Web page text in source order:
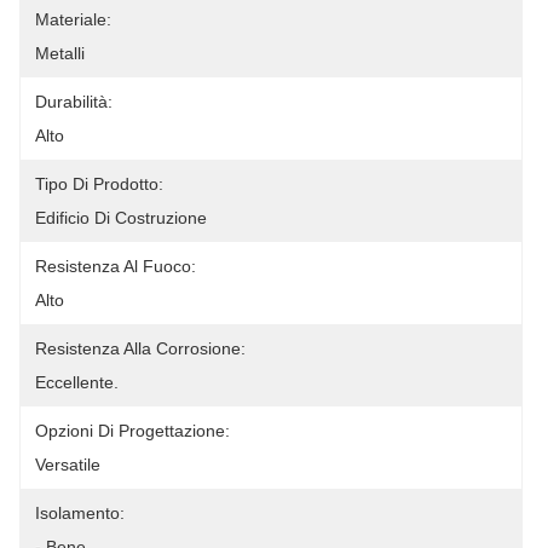
Materiale:
Metalli
Durabilità:
Alto
Tipo Di Prodotto:
Edificio Di Costruzione
Resistenza Al Fuoco:
Alto
Resistenza Alla Corrosione:
Eccellente.
Opzioni Di Progettazione:
Versatile
Isolamento: